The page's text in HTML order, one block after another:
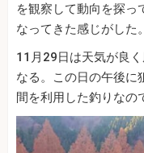
を観察して動向を探っ
なってきた感じがした。
11月29日は天気が良
なる。この日の午後に
間を利用した釣りなの